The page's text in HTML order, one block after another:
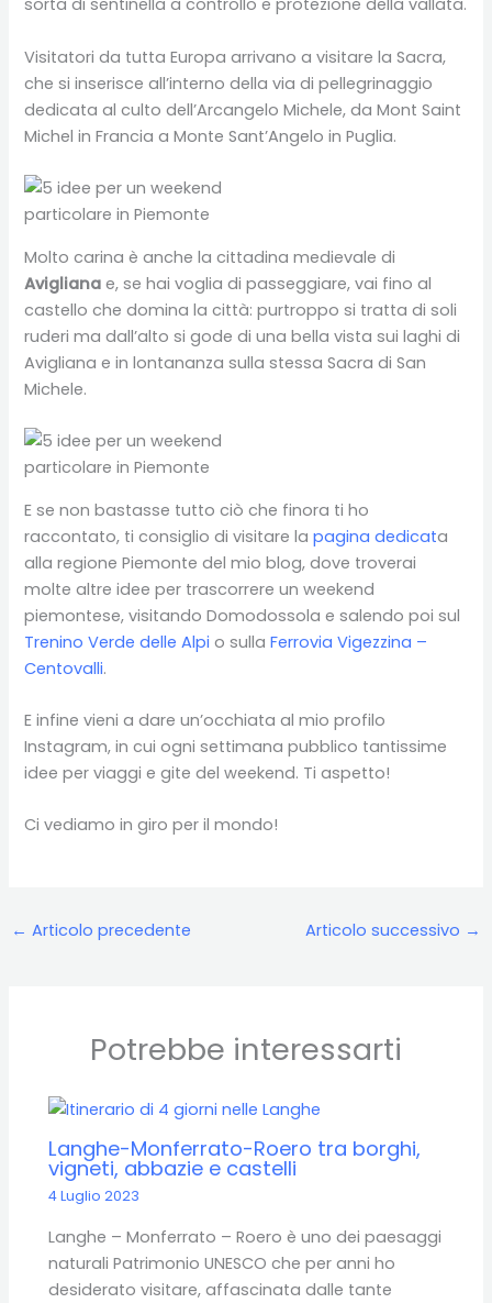
sorta di sentinella a controllo e protezione della vallata.
Visitatori da tutta Europa arrivano a visitare la Sacra,
che si inserisce all’interno della via di pellegrinaggio
dedicata al culto dell’Arcangelo Michele, da Mont Saint
Michel in Francia a Monte Sant’Angelo in Puglia.
Molto carina è anche la cittadina medievale di
Aviglianae, se hai voglia di passeggiare, vai fino al
castello che domina la città: purtroppo si tratta di soli
ruderi ma dall’alto si gode di una bella vista sui laghi di
Avigliana e in lontananza sulla stessa Sacra di San
Michele.
E se non bastasse tutto ciò che finora ti ho
raccontato, ti consiglio di visitare lapagina dedicata
alla regione Piemonte del mio blog, dove troverai
molte altre idee per trascorrere un weekend
piemontese, visitando Domodossola e salendo poi sul
Trenino Verde delle Alpi o sullaFerrovia Vigezzina –
Centovalli.
E infine vieni a dare un’occhiata al mio profilo
Instagram, in cui ogni settimana pubblico tantissime
idee per viaggi e gite del weekend. Ti aspetto!
Ci vediamo in giro per il mondo!
← Articolo precedente Articolo successivo →
Potrebbe interessarti
Langhe-Monferrato-Roero tra borghi,
vigneti, abbazie e castelli
4 Luglio 2023
Langhe – Monferrato – Roero è uno dei paesaggi
naturali Patrimonio UNESCO che per anni ho
desiderato visitare, affascinata dalle tante